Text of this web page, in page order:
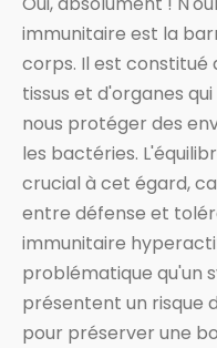
immunitaire est la
corps. Il est constitué
tissus et d'organes
nous protéger des
les bactéries.
crucial à cet égard,
entre défense et
immunitaire
problématique qu'un
présentent un risque
pour préserver une